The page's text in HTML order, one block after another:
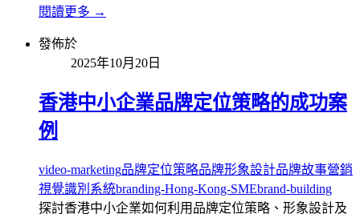
閱讀更多 →
發佈於
2025年10月20日
香港中小企業品牌定位策略的成功案
例
video-marketing品牌定位策略品牌形象設計品牌故事營銷
視覺識別系統branding-Hong-Kong-SMEbrand-building
探討香港中小企業如何利用品牌定位策略、形象設計及